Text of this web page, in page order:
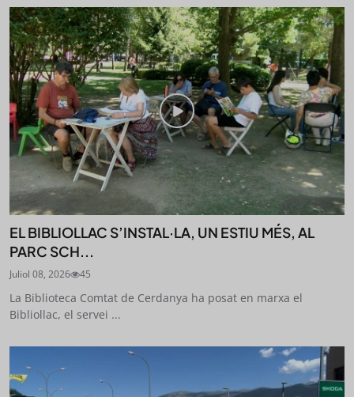
EL BIBLIOLLAC S’INSTAL·LA, UN ESTIU MÉS, AL
PARC SCH...
Juliol 08, 2026 45
La Biblioteca Comtat de Cerdanya ha posat en marxa el
Bibliollac, el servei ...